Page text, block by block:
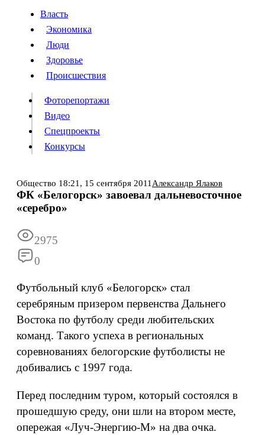
Власть
Происшествия
Видео
Конкурсы
Информация
Власть
Экономика
Люди
Здоровье
Происшествия
Фоторепортажи
Видео
Спецпроекты
Конкурсы
Общество 18:21, 15 сентября 2011 Александр Ялаков
ФК «Белогорск» завоевал дальневосточное
«серебро»
2975
0
Футбольный клуб «Белогорск» стал
серебряным призером первенства Дальнего
Востока по футболу среди любительских
команд. Такого успеха в региональных
соревнованиях белогорские футболисты не
добивались с 1997 года.
Перед последним туром, который состоялся в
прошедшую среду, они шли на втором месте,
опережая «Луч-Энергию-М» на два очка.